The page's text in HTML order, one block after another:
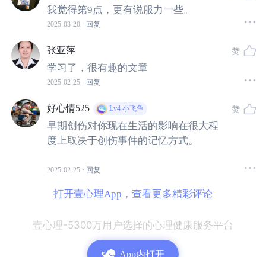
误区 3：记忆会随着时间而消退
事实：记忆可以有相当长的持久性。
对经历过长期创伤的人进行的大规模研究表明，创伤事件
事件的记忆也显示出同样的持久性，这些事件与我们过去
的特定地点有关。
和表现信息，没有明显的限制。是检索设置了限制。即使
检索路径因废弃而变得杂草丛生，难以接近，记忆表征本
的检索线索时，比如过去的一种特殊气味，我们多年没有
想到的记忆会以惊人的清晰度和细节重现。
我觉得第9点，更有说服力一些。
2025-03-20 · 回复
张亚萍
学习了，很有趣的文章
2025-02-25 · 回复
赞
好心情525 Lv4 小飞鱼
早期创伤对你现在生活的影响在很大程
度上取决于创伤事件的记忆方式。
2025-02-25 · 回复
赞
打开壹心理App，查看更多精彩评论
壹心理-5300万用户选择的心理健康服务平台
App内打开